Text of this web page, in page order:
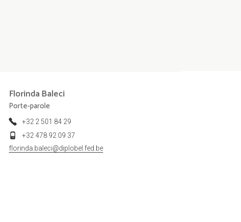
Florinda Baleci
Porte-parole
+32 2 501 84 29
+32 478 92 09 37
florinda.baleci@diplobel.fed.be